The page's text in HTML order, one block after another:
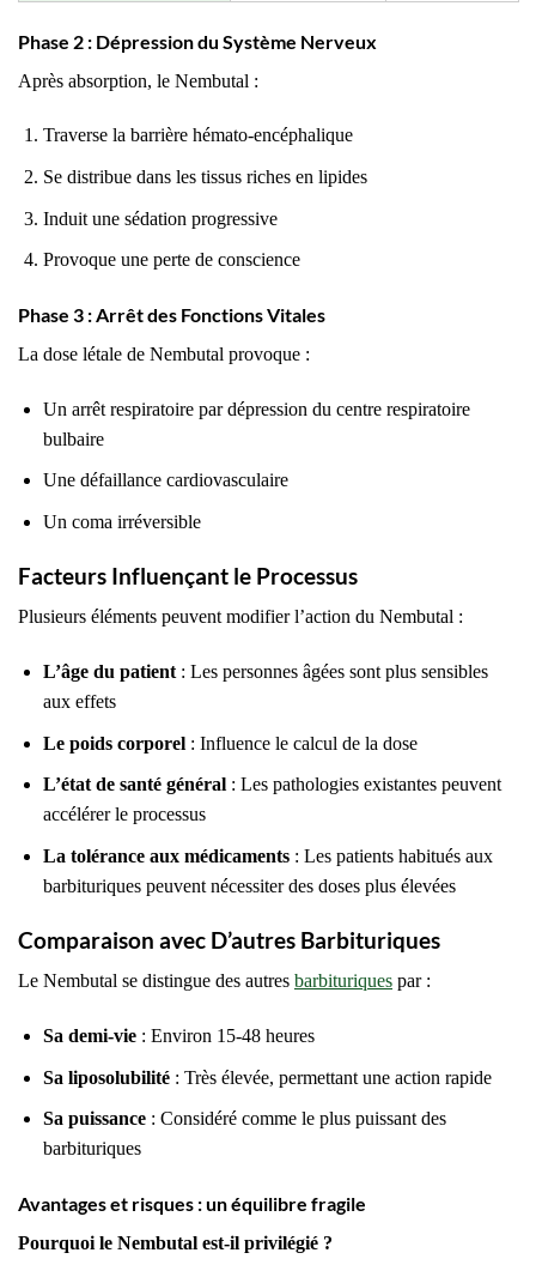
Phase 2 : Dépression du Système Nerveux
Après absorption, le Nembutal :
Traverse la barrière hémato-encéphalique
Se distribue dans les tissus riches en lipides
Induit une sédation progressive
Provoque une perte de conscience
Phase 3 : Arrêt des Fonctions Vitales
La dose létale de Nembutal provoque :
Un arrêt respiratoire par dépression du centre respiratoire
bulbaire
Une défaillance cardiovasculaire
Un coma irréversible
Facteurs Influençant le Processus
Plusieurs éléments peuvent modifier l’action du Nembutal :
L’âge du patient: Les personnes âgées sont plus sensibles
aux effets
Le poids corporel: Influence le calcul de la dose
L’état de santé général: Les pathologies existantes peuvent
accélérer le processus
La tolérance aux médicaments: Les patients habitués aux
barbituriques peuvent nécessiter des doses plus élevées
Comparaison avec D’autres Barbituriques
Le Nembutal se distingue des autres barbituriques par :
Sa demi-vie: Environ 15-48 heures
Sa liposolubilité: Très élevée, permettant une action rapide
Sa puissance: Considéré comme le plus puissant des
barbituriques
Avantages et risques : un équilibre fragile
Pourquoi le Nembutal est-il privilégié ?